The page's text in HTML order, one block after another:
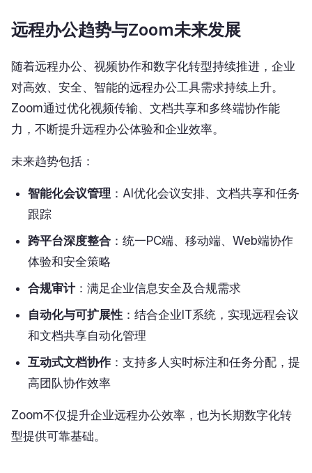
远程办公趋势与Zoom未来发展
随着远程办公、视频协作和数字化转型持续推进，企业
对高效、安全、智能的远程办公工具需求持续上升。
Zoom通过优化视频传输、文档共享和多终端协作能
力，不断提升远程办公体验和企业效率。
未来趋势包括：
智能化会议管理 ：AI优化会议安排、文档共享和任务
跟踪
跨平台深度整合 ：统一PC端、移动端、Web端协作
体验和安全策略
合规审计：满足企业信息安全及合规需求
自动化与可扩展性 ：结合企业IT系统，实现远程会议
和文档共享自动化管理
互动式文档协作：支持多人实时标注和任务分配，提
高团队协作效率
Zoom不仅提升企业远程办公效率，也为长期数字化转
型提供可靠基础。